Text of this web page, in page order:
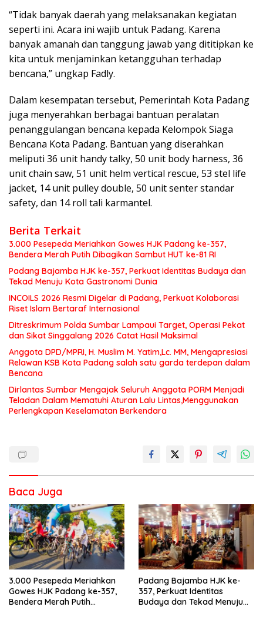
“Tidak banyak daerah yang melaksanakan kegiatan
seperti ini. Acara ini wajib untuk Padang. Karena
banyak amanah dan tanggung jawab yang dititipkan ke
kita untuk menjaminkan ketangguhan terhadap
bencana,” ungkap Fadly.
Dalam kesempatan tersebut, Pemerintah Kota Padang
juga menyerahkan berbagai bantuan peralatan
penanggulangan bencana kepada Kelompok Siaga
Bencana Kota Padang. Bantuan yang diserahkan
meliputi 36 unit handy talky, 50 unit body harness, 36
unit chain saw, 51 unit helm vertical rescue, 53 stel life
jacket, 14 unit pulley double, 50 unit senter standar
safety, dan 14 roll tali karmantel.
Berita Terkait
3.000 Pesepeda Meriahkan Gowes HJK Padang ke-357,
Bendera Merah Putih Dibagikan Sambut HUT ke-81 RI
Padang Bajamba HJK ke-357, Perkuat Identitas Budaya dan
Tekad Menuju Kota Gastronomi Dunia
INCOILS 2026 Resmi Digelar di Padang, Perkuat Kolaborasi
Riset Islam Bertaraf Internasional
Ditreskrimum Polda Sumbar Lampaui Target, Operasi Pekat
dan Sikat Singgalang 2026 Catat Hasil Maksimal
Anggota DPD/MPRI, H. Muslim M. Yatim,Lc. MM, Mengapresiasi
Relawan KSB Kota Padang salah satu garda terdepan dalam
Bencana
Dirlantas Sumbar Mengajak Seluruh Anggota PORM Menjadi
Teladan Dalam Mematuhi Aturan Lalu Lintas,Menggunakan
Perlengkapan Keselamatan Berkendara
Baca Juga
3.000 Pesepeda Meriahkan
Gowes HJK Padang ke-357,
Bendera Merah Putih
Padang Bajamba HJK ke-
357, Perkuat Identitas
Budaya dan Tekad Menuju